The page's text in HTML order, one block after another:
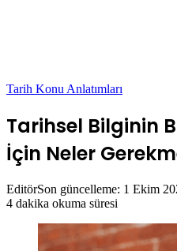
Tarih Konu Anlatımları
Tarihsel Bilginin
İçin Neler
EditörSon güncelleme: 1 Ekim
4 dakika okuma süresi